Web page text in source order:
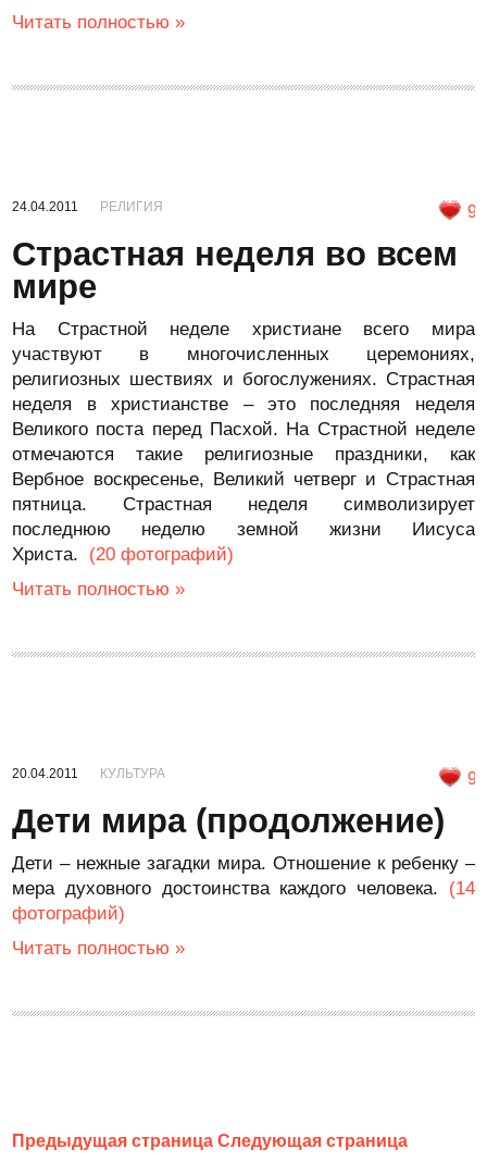
Читать полностью »
24.04.2011 РЕЛИГИЯ 9
Страстная неделя во всем
мире
На Страстной неделе христиане всего мира
участвуют в многочисленных церемониях,
религиозных шествиях и богослужениях. Страстная
неделя в христианстве – это последняя неделя
Великого поста перед Пасхой. На Страстной неделе
отмечаются такие религиозные праздники, как
Вербное воскресенье, Великий четверг и Страстная
пятница. Страстная неделя символизирует
последнюю неделю земной жизни Иисуса
Христа. (20 фотографий)
Читать полностью »
20.04.2011 КУЛЬТУРА 9
Дети мира (продолжение)
Дети – нежные загадки мира. Отношение к ребенку –
мера духовного достоинства каждого человека. (14
фотографий)
Читать полностью »
Предыдущая страница Следующая страница